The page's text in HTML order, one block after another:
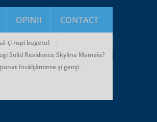
OPINII CONTACT
ți rupi bugetul
Solid Residence Skyline Mamaia?
încălțăminte și genți